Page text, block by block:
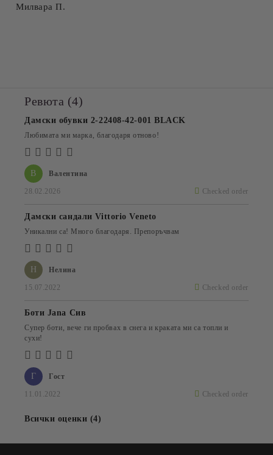
Милвара П.
Ревюта (4)
В Валентина
28.02.2026 Checked order
Дамски обувки 2-22408-42-001 BLACK
Любимата ми марка, благодаря отново!
Н Нелина
15.07.2022 Checked order
Дамски сандали Vittorio Veneto
Уникални са! Много благодаря. Препоръчвам
Г Гост
11.01.2022 Checked order
Боти Jana Сив
Супер боти, вече ги пробвах в снега и краката ми са топли и
сухи!
Всички оценки (4)